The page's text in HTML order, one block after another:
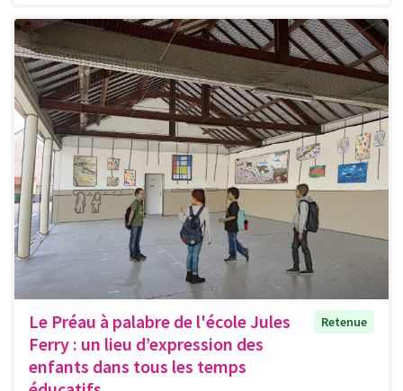
Le Préau à palabre de l'école Jules
Ferry : un lieu d’expression des
enfants dans tous les temps
Retenue